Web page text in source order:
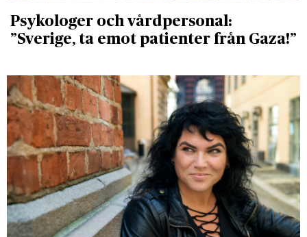
Psykologer och vårdpersonal:
”Sverige, ta emot patienter från Gaza!”